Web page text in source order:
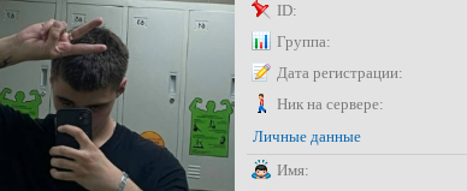
ID:
Группа:
Дата регистрации:
Ник на сервере:
Личные данные
Имя: